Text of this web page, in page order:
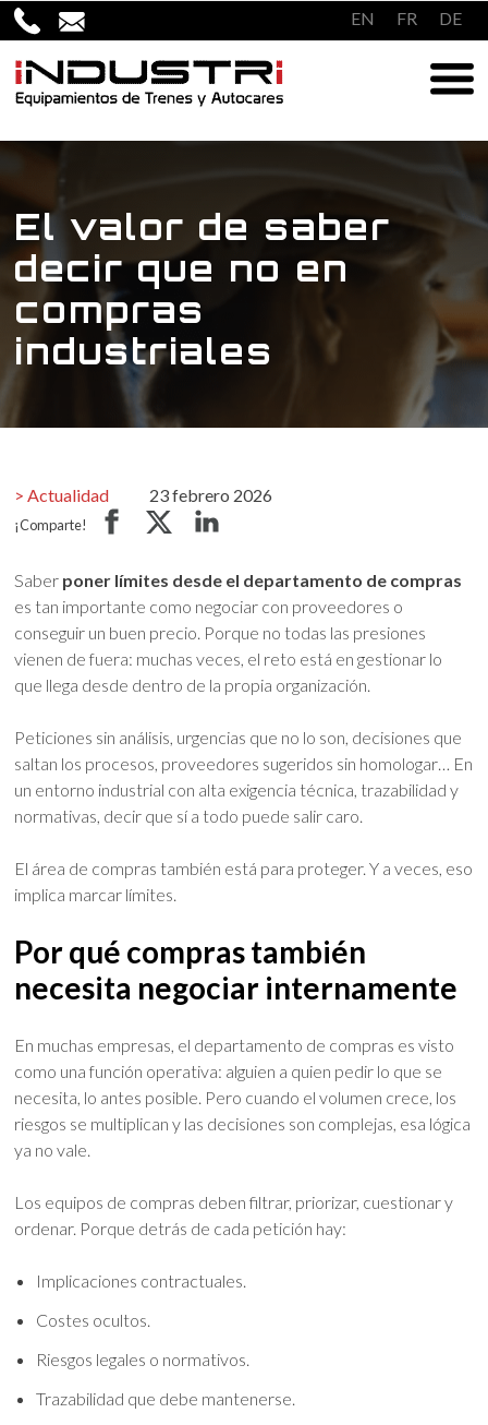
Saltar
al
contenido
EN FR DE
El valor de saber
decir que no en
compras
industriales
Actualidad 23 febrero 2026
¡Comparte!
Saber poner límites desde el departamento de compras
es tan importante como negociar con proveedores o
conseguir un buen precio. Porque no todas las presiones
vienen de fuera: muchas veces, el reto está en gestionar lo
que llega desde dentro de la propia organización.
Peticiones sin análisis, urgencias que no lo son, decisiones que
saltan los procesos, proveedores sugeridos sin homologar… En
un entorno industrial con alta exigencia técnica, trazabilidad y
normativas, decir que sí a todo puede salir caro.
El área de compras también está para proteger. Y a veces, eso
implica marcar límites.
Por qué compras también
necesita negociar internamente
En muchas empresas, el departamento de compras es visto
como una función operativa: alguien a quien pedir lo que se
necesita, lo antes posible. Pero cuando el volumen crece, los
riesgos se multiplican y las decisiones son complejas, esa lógica
ya no vale.
Los equipos de compras deben filtrar, priorizar, cuestionar y
ordenar. Porque detrás de cada petición hay:
Implicaciones contractuales.
Costes ocultos.
Riesgos legales o normativos.
Trazabilidad que debe mantenerse.